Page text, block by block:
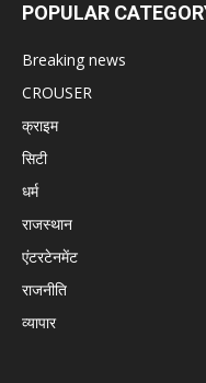
POPULAR
Breaking news
CROUSER
क्राइम
सिटी
धर्म
राजस्थान
एंटरटेनमेंट
राजनीति
व्यापार